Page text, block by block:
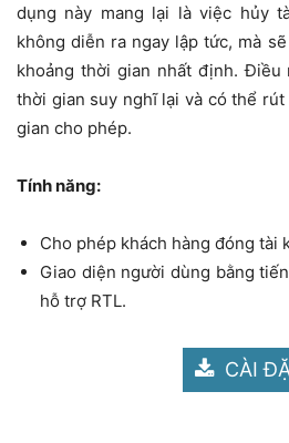
dụng này mang lại là việc hủy
không diễn ra ngay lập tức, mà
khoảng thời gian nhất định. Điều
thời gian suy nghĩ lại và có thể
gian cho phép.
Tính năng:
Cho phép khách hàng đóng tài
Giao diện người dùng bằng
hỗ trợ RTL.
CÀI